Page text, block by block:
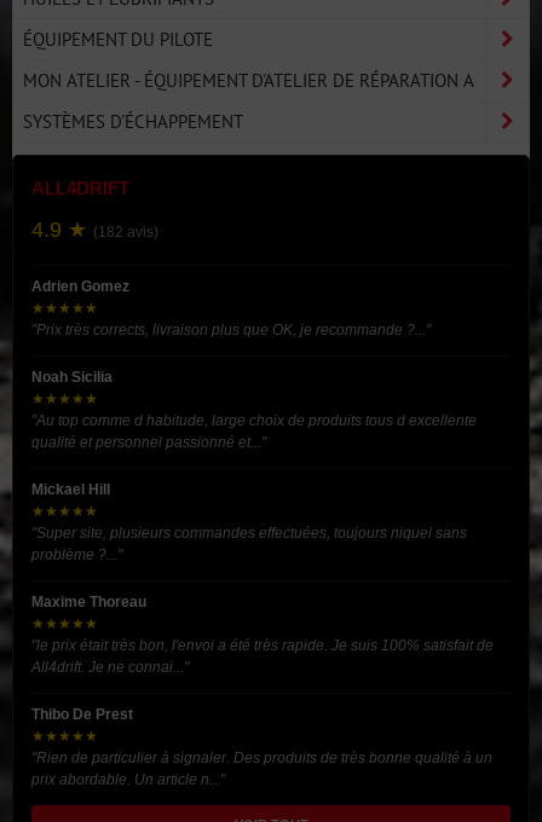
ÉQUIPEMENT DU PILOTE
MON ATELIER - ÉQUIPEMENT D'ATELIER DE RÉPARATION A
SYSTÈMES D'ÉCHAPPEMENT
ALL4DRIFT
4.9 ★ (182 avis)
Adrien Gomez
★★★★★
"Prix très corrects, livraison plus que OK, je recommande ?..."
Noah Sicilia
★★★★★
"Au top comme d habitude, large choix de produits tous d excellente
qualité et personnel passionné et..."
Mickael Hill
★★★★★
"Super site, plusieurs commandes effectuées, toujours niquel sans
problème ?..."
Maxime Thoreau
★★★★★
"le prix était très bon, l'envoi a été très rapide. Je suis 100% satisfait de
All4drift. Je ne connai..."
Thibo De Prest
★★★★★
"Rien de particulier à signaler. Des produits de très bonne qualité à un
prix abordable. Un article n..."